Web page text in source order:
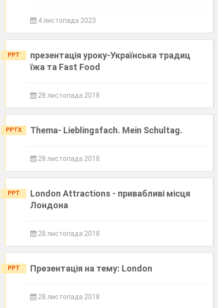
4 листопада 2023
PPT
презентація уроку-Українська традиц
їжа та Fast Food
28 листопада 2018
PPTX Thema- Lieblingsfach. Mein Schultag.
28 листопада 2018
PPT
London Attractions - привабливі місця
Лондона
28 листопада 2018
PPT Презентація на тему: London
28 листопада 2018